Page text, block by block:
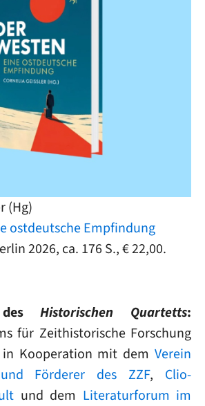
(Hg)
ostdeutsche Empfindung
2026, ca. 176 S., € 22,00.
desHistorischen Quartetts:
für Zeithistorische Forschung
in Kooperation mit dem Verein
Förderer des ZZF,
Clio-
und dem Literaturforum im